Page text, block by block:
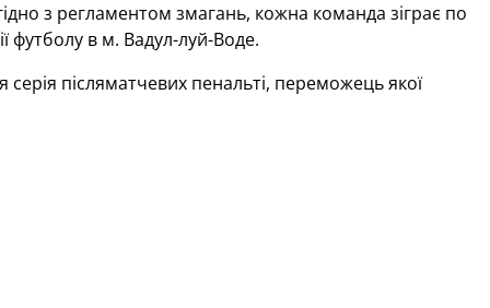
з регламентом змагань, кожна команда зіграє по
футболу в м. Вадул-луй-Воде.
післяматчевих пенальті, переможець якої